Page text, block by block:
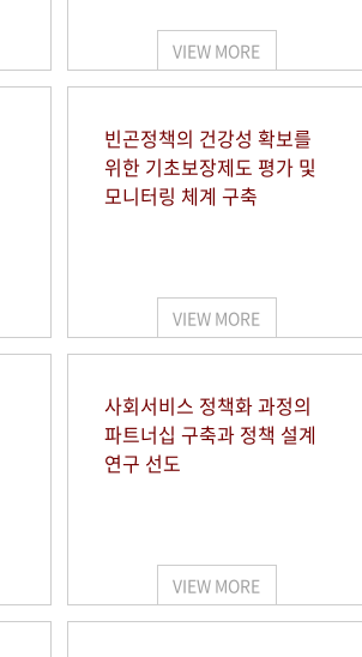
VIEW MORE
빈곤정책의 건강성 확보를
위한 기초보장제도 평가 및
모니터링 체계 구축
VIEW MORE
사회서비스 정책화 과정의
파트너십 구축과 정책 설계
연구 선도
VIEW MORE